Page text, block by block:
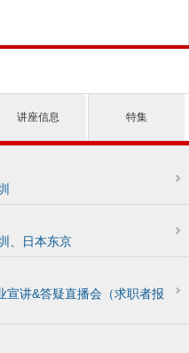
讲座信息 特集
、日本东京
宣讲&答疑直播会（求职者报